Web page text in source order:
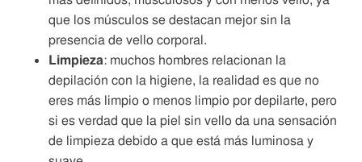
que los músculos se destacan mejor sin la
presencia de vello corporal.
Limpieza: muchos hombres relacionan la
depilación con la higiene, la realidad es que no
eres más limpio o menos limpio por depilarte, pero
si es verdad que la piel sin vello da una sensación
de limpieza debido a que está más luminosa y